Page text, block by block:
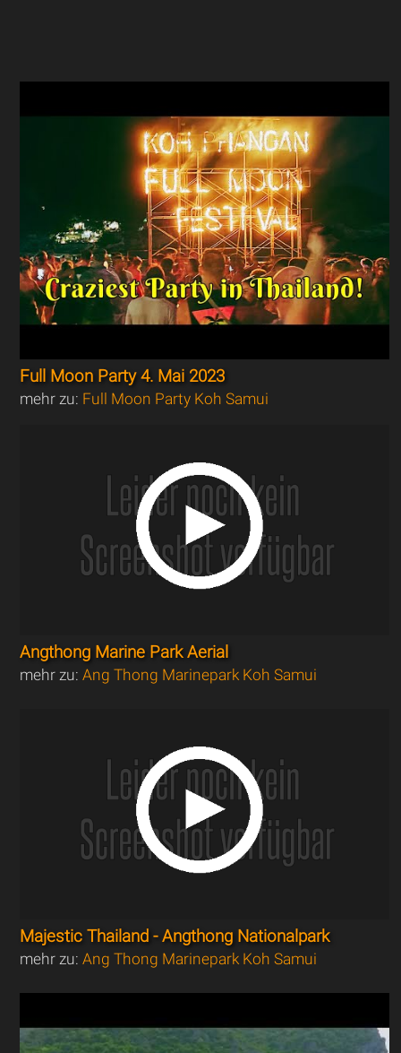
Full Moon Party 4. Mai 2023
mehr zu: Full Moon Party Koh Samui
Angthong Marine Park Aerial
mehr zu:Ang Thong Marinepark Koh Samui
Majestic Thailand - Angthong Nationalpark
mehr zu:Ang Thong Marinepark Koh Samui